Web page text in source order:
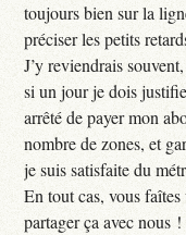
toujours bien sur la
préciser les petits
J’y reviendrais
si un jour je dois
arrêté de payer mon
nombre de zones, et
je suis satisfaite du
En tout cas, vous
partager ça avec nous !